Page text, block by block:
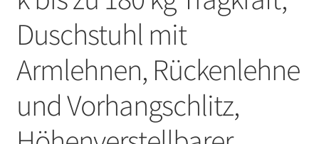
Duschstuhl mit
Armlehnen, Rückenlehne
und Vorhangschlitz,